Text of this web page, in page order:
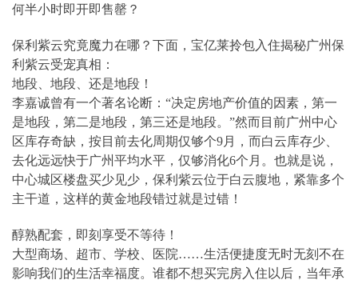
何半小时即开即售罄？
保利紫云究竟魔力在哪？下面，宝亿莱拎包入住揭秘广州保
利紫云受宠真相：
地段、地段、还是地段！
李嘉诚曾有一个著名论断：“决定房地产价值的因素，第一
是地段，第二是地段，第三还是地段。”然而目前广州中心
区库存奇缺，按目前去化周期仅够个9月，而白云库存少、
去化远远快于广州平均水平，仅够消化6个月。也就是说，
中心城区楼盘买少见少，保利紫云位于白云腹地，紧靠多个
主干道，这样的黄金地段错过就是过错！
醇熟配套，即刻享受不等待！
大型商场、超市、学校、医院……生活便捷度无时无刻不在
影响我们的生活幸福度。谁都不想买完房入住以后，当年承